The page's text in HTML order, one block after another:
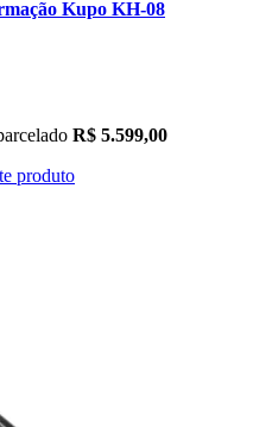
Kupo KH-08
R$ 5.599,00
produto